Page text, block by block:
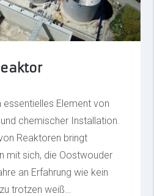
essentielles Element von
chemischer Installation.
Reaktoren bringt
mit sich, die Oostwouder
an Erfahrung wie kein
trotzen weiß…